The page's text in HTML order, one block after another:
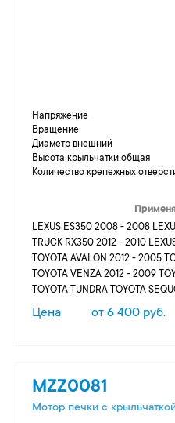
Напряжение
Вращение
Диаметр внешний
Высота крыльчатки общая
Количество крепежных
LEXUS ES350 2008 - 2008
TRUCK RX350 2012 - 2010
TOYOTA AVALON 2012 - 2005
TOYOTA VENZA 2012 - 2009
TOYOTA TUNDRA TOYOTA
Цена от 6 400 руб.
MZZ0081
Мотор печки c